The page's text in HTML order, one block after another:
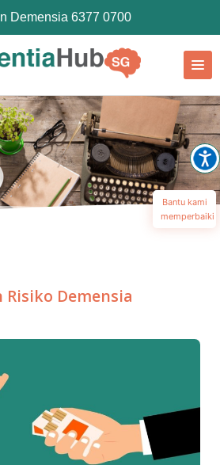
Bantu kami
memperbaiki
Demensia 6377 0700
Demensia